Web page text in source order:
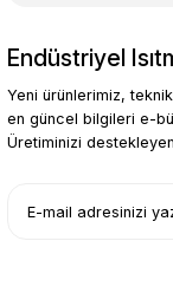
Endüstriyel
Yeni ürünlerimiz,
en güncel bilgileri e-
Üretiminizi